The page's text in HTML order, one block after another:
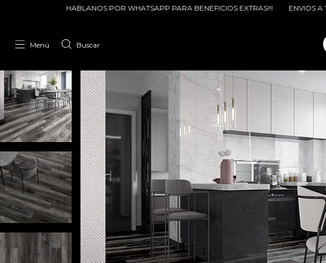
POR WHATSAPP PARA BENEFICIOS EXTRAS!!! ENVIOS A TODA LA ARGENTINA!!!
Menú Buscar